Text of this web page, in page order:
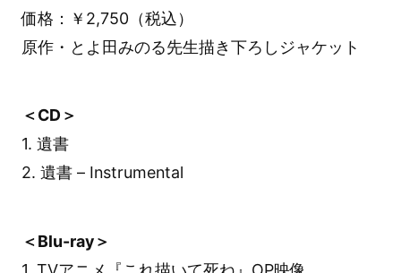
価格：￥2,750（税込）
原作・とよ田みのる先生描き下ろしジャケット
＜CD＞
1. 遺書
2. 遺書 – Instrumental
＜Blu-ray＞